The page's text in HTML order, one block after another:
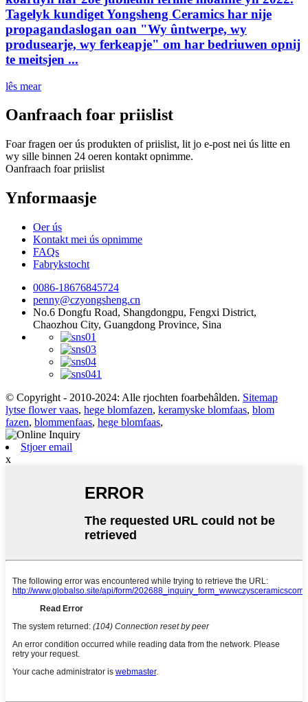
Tagelyk kundiget Yongsheng Ceramics har nije
propagandaslogan oan "Wy ûntwerpe, wy
produsearje, wy ferkeapje" om har bedriuwen opnij
te meitsjen ...
lês mear
Oanfraach foar priislist
Foar fragen oer ús produkten of priislist, lit jo e-post nei ús litte en
wy sille binnen 24 oeren kontakt opnimme.
Oanfraach foar priislist
Ynformaasje
Oer ús
Kontakt mei ús opnimme
FAQs
Fabrykstocht
0086-18676845724
penny@czyongsheng.cn
No.6 Dongfu Road, Shangdongpu, Fengxi District,
Chaozhou City, Guangdong Province, Sina
© Copyright - 2010-2024: Alle rjochten foarbehâlden. Sitemap
lytse flower vaas, hege blomfazen, keramyske blomfaas, blom
fazen, blommenfaas, hege blomfaas,
Stjoer email
x